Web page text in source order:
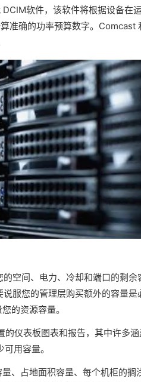
软件，该软件将根据设备在
准确的功率预算数字。Comcast
空间、电力、冷却和端口的剩
服您的管理层购买额外的容量是
的资源容量。
仪表板图表和报告，其中许多
用容量。
、占地面积容量、每个机柜的搁